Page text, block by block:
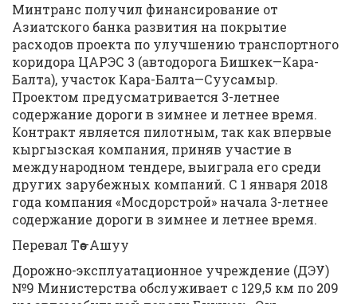
Минтранс получил финансирование от
Азиатского банка развития на покрытие
расходов проекта по улучшению транспортного
коридора ЦАРЭС 3 (автодорога Бишкек—Кара-
Балта), участок Кара-Балта—Суусамыр.
Проектом предусматривается 3-летнее
содержание дороги в зимнее и летнее время.
Контракт является пилотным, так как впервые
кыргызская компания, приняв участие в
международном тендере, выиграла его среди
других зарубежных компаний. С 1 января 2018
года компания «Мосдорстрой» начала 3-летнее
содержание дороги в зимнее и летнее время.
Перевал Төө—Ашуу
Дорожно-эксплуатационное учреждение (ДЭУ)
№9 Министерства обслуживает с 129,5 км по 209